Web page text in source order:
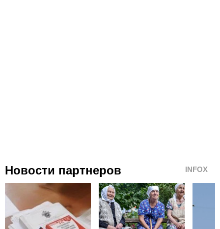
Новости партнеров INFOX